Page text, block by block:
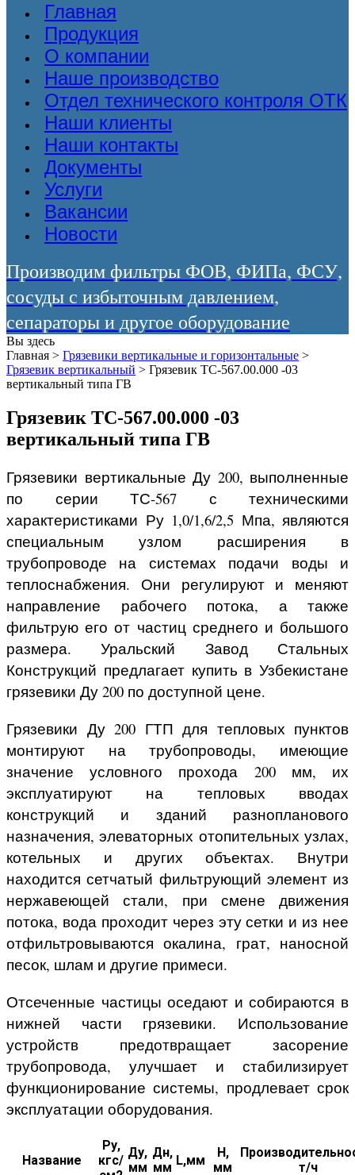
Главная
Продукция
О компании
Наше производство
Отдел технического контроля ОТК
Наши клиенты
Наши контакты
Документы
Услуги
Вакансии
Новости
Производим фильтры ФОВ, ФИПа, ФСУ,
сосуды с избыточным давлением,
сепараторы и другое оборудование
Вы здесь
Главная > Грязевики вертикальные и горизонтальные >
Грязевик вертикальный > Грязевик ТС-567.00.000 -03
вертикальный типа ГВ
Грязевик ТС-567.00.000 -03
вертикальный типа ГВ
Грязевики вертикальные Ду 200, выполненные
по серии ТС-567 с техническими
характеристиками Ру 1,0/1,6/2,5 Мпа, являются
специальным узлом расширения в
трубопроводе на системах подачи воды и
теплоснабжения. Они регулируют и меняют
направление рабочего потока, а также
фильтрую его от частиц среднего и большого
размера. Уральский Завод Стальных
Конструкций предлагает купить в Узбекистане
грязевики Ду 200 по доступной цене.
Грязевики Ду 200 ГТП для тепловых пунктов
монтируют на трубопроводы, имеющие
значение условного прохода 200 мм, их
эксплуатируют на тепловых вводах
конструкций и зданий разнопланового
назначения, элеваторных отопительных узлах,
котельных и других объектах. Внутри
находится сетчатый фильтрующий элемент из
нержавеющей стали, при смене движения
потока, вода проходит через эту сетки и из нее
отфильтровываются окалина, грат, наносной
песок, шлам и другие примеси.
Отсеченные частицы оседают и собираются в
нижней части грязевики. Использование
устройств предотвращает засорение
трубопровода, улучшает и стабилизирует
функционирование системы, продлевает срок
эксплуатации оборудования.
Название
Ру,
кгс/
Ду,
мм
Дн,
мм L,мм
H,
мм
т/ч